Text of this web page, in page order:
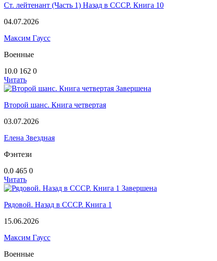
Ст. лейтенант (Часть 1) Назад в СССР. Книга 10
04.07.2026
Максим Гаусс
Военные
10.0 162 0
Читать
Завершена
Второй шанс. Книга четвертая
03.07.2026
Елена Звездная
Фэнтези
0.0 465 0
Читать
Завершена
Рядовой. Назад в СССР. Книга 1
15.06.2026
Максим Гаусс
Военные